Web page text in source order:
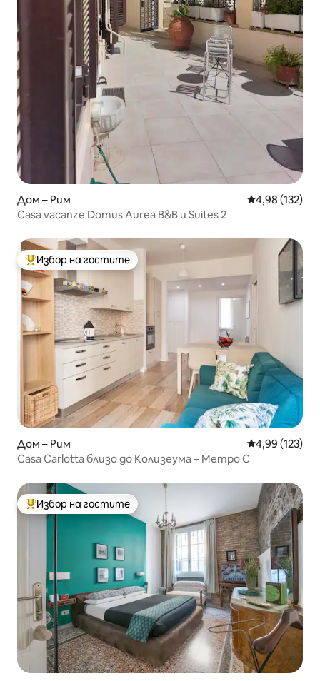
Дом – Рим Средна
4,98 (132)
Casa vacanze Domus Aurea B&B и Suites 2
Най-популярен избор на гостите
Избор на гостите
Дом – Рим Средна
4,99 (123)
Casa Carlotta близо до Колизеума – Метро C
Най-популярен избор на гостите
Избор на гостите